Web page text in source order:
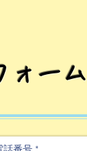
ォーム